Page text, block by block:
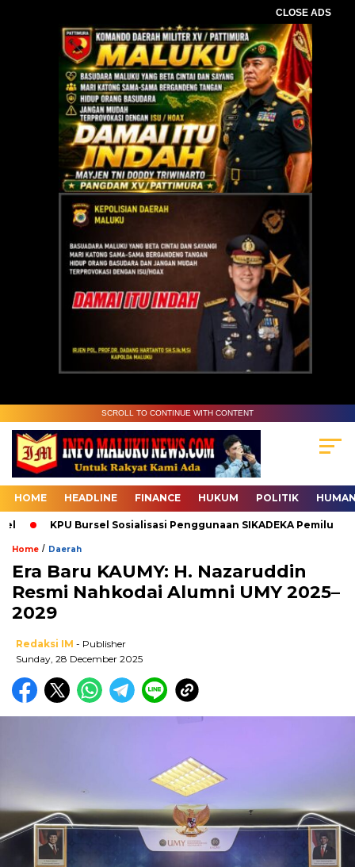
CLOSE ADS
SCROLL TO CONTINUE WITH CONTENT
HOME HEADLINE FINANCE HUKUM POLITIK
KPU Bursel Sosialisasi Penggunaan SIKADEKA Pemilu
Home / Daerah
Era Baru KAUMY: H. Nazaruddin
Resmi Nahkodai Alumni UMY 2025–
2029
Redaksi IM - Publisher
Sunday, 28 December 2025